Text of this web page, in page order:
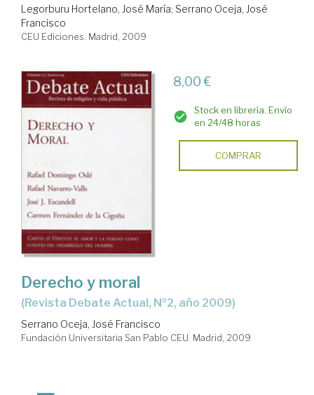
Legorburu Hortelano, José María; Serrano Oceja, José
Francisco
CEU Ediciones. Madrid, 2009
8,00 €
Stock en librería. Envío
en 24/48 horas
COMPRAR
Derecho y moral
(Revista Debate Actual, Nº2, año 2009)
Serrano Oceja, José Francisco
Fundación Universitaria San Pablo CEU. Madrid, 2009